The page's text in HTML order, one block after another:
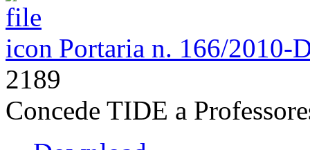
Portaria n. 166/2010-
2189
Concede TIDE a